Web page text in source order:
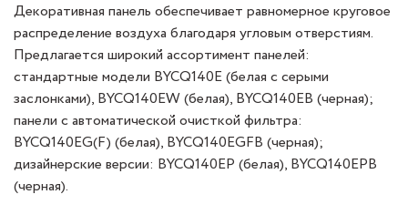
Декоративная панель обеспечивает равномерное круговое
распределение воздуха благодаря угловым отверстиям.
Предлагается широкий ассортимент панелей:
стандартные модели BYCQ140E (белая с серыми
заслонками), BYCQ140EW (белая), BYCQ140EB (черная);
панели с автоматической очисткой фильтра:
BYCQ140EG(F) (белая), BYCQ140EGFB (черная);
дизайнерские версии: BYCQ140EP (белая), BYCQ140EPB
(черная).